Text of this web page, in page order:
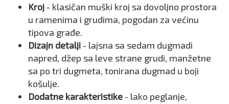
Kroj - klasičan muški kroj sa dovoljno prostora
u ramenima i grudima, pogodan za većinu
tipova građe.
Dizajn detalji - lajsna sa sedam dugmadi
napred, džep sa leve strane grudi, manžetne
sa po tri dugmeta, tonirana dugmad u boji
košulje.
Dodatne karakteristike - lako peglanje,